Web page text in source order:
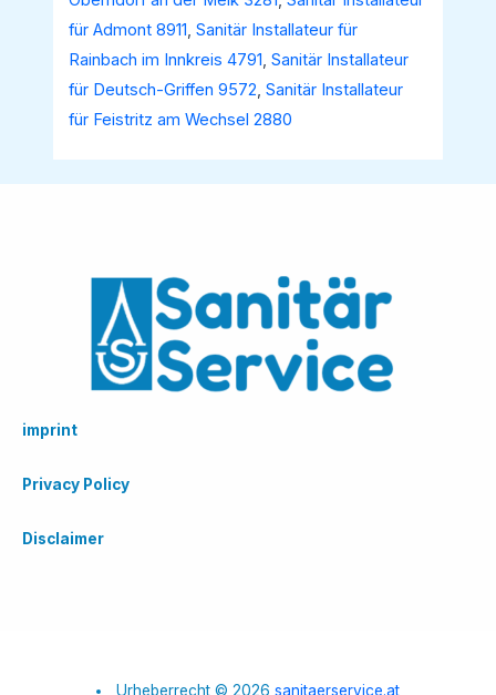
für Admont 8911,Sanitär Installateur für
Rainbach im Innkreis 4791,Sanitär Installateur
für Deutsch-Griffen 9572,Sanitär Installateur
für Feistritz am Wechsel 2880
imprint
Privacy Policy
Disclaimer
Urheberrecht © 2026sanitaerservice.at